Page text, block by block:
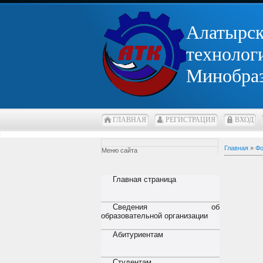
ГЛАВНАЯ РЕГИСТРАЦИЯ ВХОД
Меню сайта
Главная страница
Сведения об
образовательной организации
Абитуриентам
Главная »